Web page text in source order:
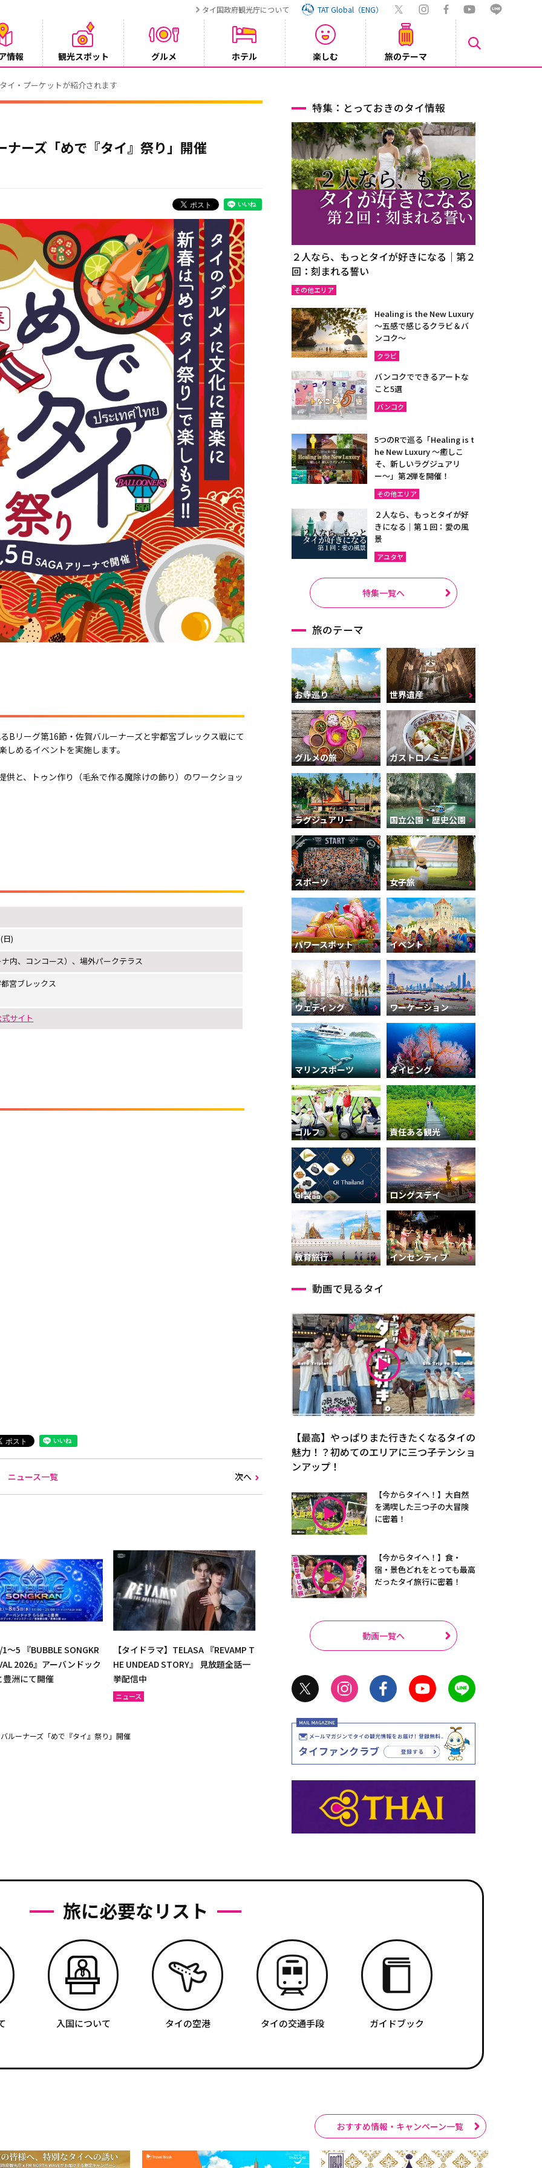
タイ国政府観光庁について TAT Global（ENG）
情報 観光スポット グルメ ホテル 楽しむ 旅のテーマ
イ・プーケットが紹介されます
ーズ「めで『タイ』祭り」開催
Bリーグ第16節・佐賀バルーナーズと宇都宮ブレックス戦にて
めるイベントを実施します。
と、トゥン作り（毛糸で作る魔除けの飾り）のワークショッ
日)
内、コンコース）、場外パークテラス
宮ブレックス
サイト
ニュース一覧 次へ
～5 『BUBBLE SONGKR
2026』アーバンドック
洲にて開催
【タイドラマ】TELASA 『REVAMP T
HE UNDEAD STORY』 見放題全話一
挙配信中
ニュース
ルーナーズ「めで『タイ』祭り」開催
特集：とっておきのタイ情報
２人なら、もっとタイが好きになる｜第２
回：刻まれる誓い
その他エリア
Healing is the New Luxury
～五感で感じるクラビ＆バ
ンコク～
クラビ
バンコクでできるアートな
こと5選
バンコク
5つのRで巡る「Healing is t
he New Luxury ～癒しこ
そ、新しいラグジュアリ
ー〜」第2弾を開催！
その他エリア
２人なら、もっとタイが好
きになる｜第１回：愛の風
景
アユタヤ
特集一覧へ
旅のテーマ
お寺巡り 世界遺産
グルメの旅 ガストロノミー
ラグジュアリー 国立公園・歴史公園
スポーツ 女子旅
パワースポット イベント
ウェディング ワーケーション
マリンスポーツ ダイビング
ゴルフ 責任ある観光
GI製品 ロングステイ
教育旅行 インセンティブ
動画で見るタイ
【最高】やっぱりまた行きたくなるタイの
魅力！？初めてのエリアに三つ子テンショ
ンアップ！
【今からタイへ！】大自然
を満喫した三つ子の大冒険
に密着！
【今からタイへ！】食・
宿・景色どれをとっても最高
だったタイ旅行に密着！
動画一覧へ
旅に必要なリスト
入国について タイの空港 タイの交通手段 ガイドブック
おすすめ情報・キャンペーン一覧